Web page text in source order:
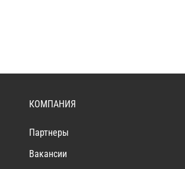
КОМПАНИЯ
Партнеры
Вакансии